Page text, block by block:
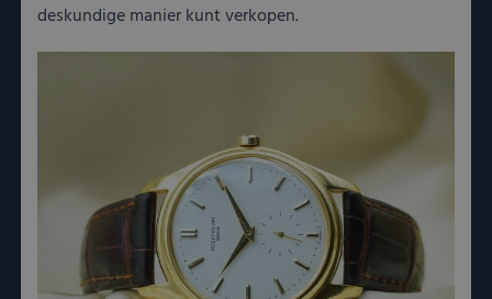
deskundige manier kunt verkopen.